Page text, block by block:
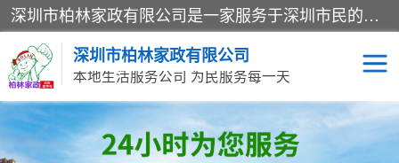
深圳市柏林家政有限公司是一家服务于深圳市民的专业家政公司。致力于为客户提供高质量、多维度的家庭服务，包括养老、母婴、月嫂育婴早教、康复理疗、家电清洗和保洁等方面的专业服务。
深圳市柏林家政有限公司
本地生活服务公司 为民服务每一天
家居保洁 护工月嫂